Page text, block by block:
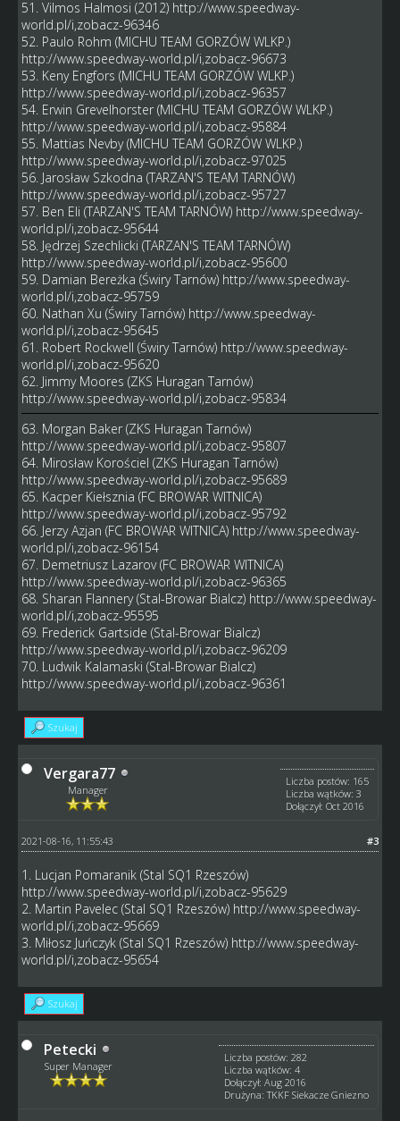
51. Vilmos Halmosi (2012) http://www.speedway-
world.pl/i,zobacz-96346
52. Paulo Rohm (MICHU TEAM GORZÓW WLKP.)
http://www.speedway-world.pl/i,zobacz-96673
53. Keny Engfors (MICHU TEAM GORZÓW WLKP.)
http://www.speedway-world.pl/i,zobacz-96357
54. Erwin Grevelhorster (MICHU TEAM GORZÓW WLKP.)
http://www.speedway-world.pl/i,zobacz-95884
55. Mattias Nevby (MICHU TEAM GORZÓW WLKP.)
http://www.speedway-world.pl/i,zobacz-97025
56. Jarosław Szkodna (TARZAN'S TEAM TARNÓW)
http://www.speedway-world.pl/i,zobacz-95727
57. Ben Eli (TARZAN'S TEAM TARNÓW) http://www.speedway-
world.pl/i,zobacz-95644
58. Jędrzej Szechlicki (TARZAN'S TEAM TARNÓW)
http://www.speedway-world.pl/i,zobacz-95600
59. Damian Bereżka (Świry Tarnów) http://www.speedway-
world.pl/i,zobacz-95759
60. Nathan Xu (Świry Tarnów) http://www.speedway-
world.pl/i,zobacz-95645
61. Robert Rockwell (Świry Tarnów) http://www.speedway-
world.pl/i,zobacz-95620
62. Jimmy Moores (ZKS Huragan Tarnów)
http://www.speedway-world.pl/i,zobacz-95834
63. Morgan Baker (ZKS Huragan Tarnów)
http://www.speedway-world.pl/i,zobacz-95807
64. Mirosław Korościel (ZKS Huragan Tarnów)
http://www.speedway-world.pl/i,zobacz-95689
65. Kacper Kiełsznia (FC BROWAR WITNICA)
http://www.speedway-world.pl/i,zobacz-95792
66. Jerzy Azjan (FC BROWAR WITNICA) http://www.speedway-
world.pl/i,zobacz-96154
67. Demetriusz Lazarov (FC BROWAR WITNICA)
http://www.speedway-world.pl/i,zobacz-96365
68. Sharan Flannery (Stal-Browar Bialcz) http://www.speedway-
world.pl/i,zobacz-95595
69. Frederick Gartside (Stal-Browar Bialcz)
http://www.speedway-world.pl/i,zobacz-96209
70. Ludwik Kalamaski (Stal-Browar Bialcz)
http://www.speedway-world.pl/i,zobacz-96361
Szukaj
Vergara77
Manager
Liczba postów: 165
Liczba wątków: 3
Dołączył: Oct 2016
#3
2021-08-16, 11:55:43
1. Lucjan Pomaranik (Stal SQ1 Rzeszów)
http://www.speedway-world.pl/i,zobacz-95629
2. Martin Pavelec (Stal SQ1 Rzeszów) http://www.speedway-
world.pl/i,zobacz-95669
3. Miłosz Juńczyk (Stal SQ1 Rzeszów) http://www.speedway-
world.pl/i,zobacz-95654
Szukaj
Petecki
Super Manager
Liczba postów: 282
Liczba wątków: 4
Dołączył: Aug 2016
Drużyna: TKKF Siekacze Gniezno